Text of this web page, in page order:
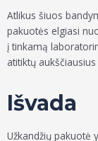
Atlikus šiuos
pakuotės elgiasi
į tinkamą
atitiktų
Išvada
Užkandžių pakuotė